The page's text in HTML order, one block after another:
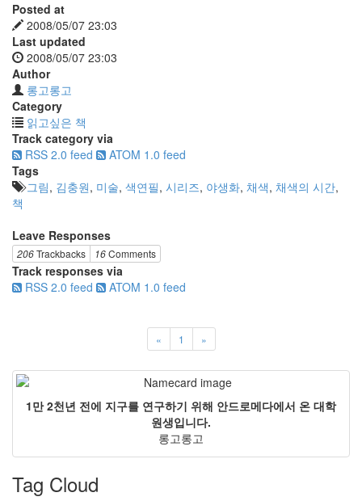
Posted at
2008/05/07 23:03
Last updated
2008/05/07 23:03
Author
롱고롱고
Category
읽고싶은 책
Track category via
RSS 2.0 feed
ATOM 1.0 feed
Tags
그림, 김충원, 미술, 색연필, 시리즈, 야생화, 채색, 채색의 시간,
책
Leave Responses
206Trackbacks 16Comments
Track responses via
RSS 2.0 feed
ATOM 1.0 feed
« 1 »
1만 2천년 전에 지구를 연구하기 위해 안드로메다에서 온 대학
원생입니다.
롱고롱고
Tag Cloud